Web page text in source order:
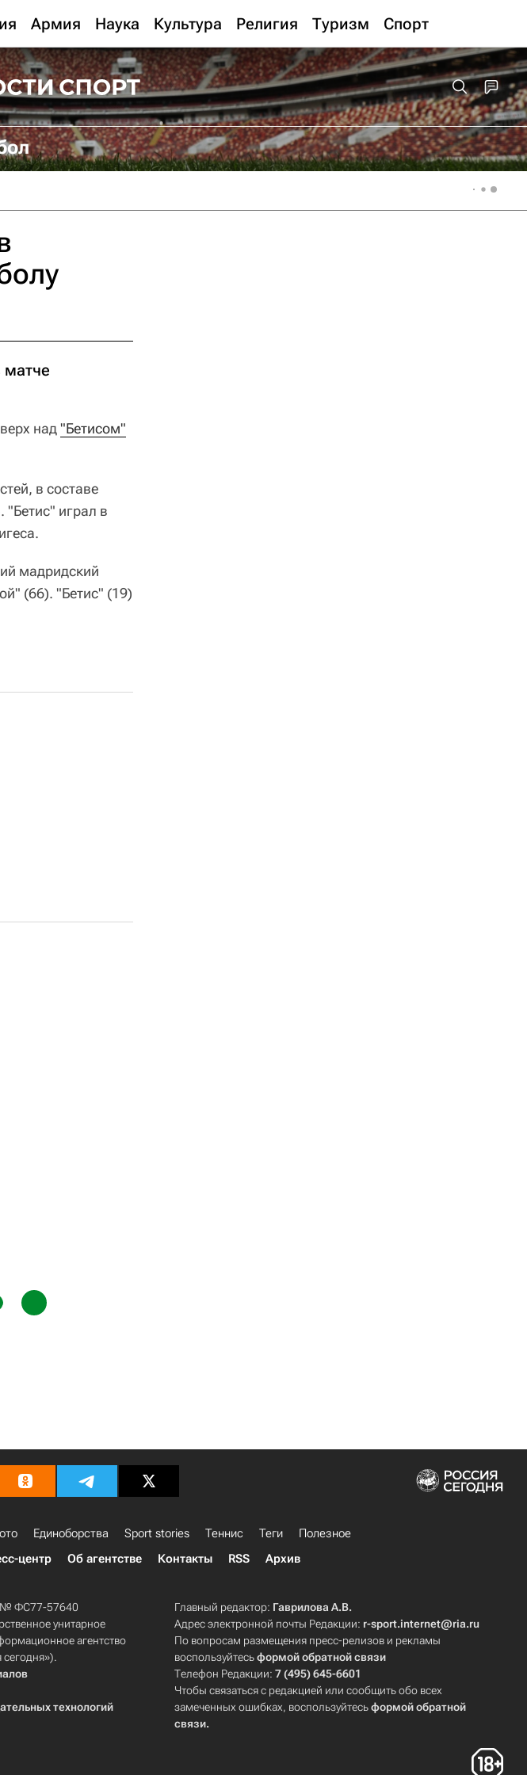
Армия Наука Культура Религия Туризм Спорт
матче
над"Бетисом"
в составе
"Бетис" играл в
мадридский
(66). "Бетис" (19)
Единоборства Sport stories Теннис Теги
Полезное
центр Об агентстве Контакты RSS Архив
№ ФС77-57640
унитарное
агентство
технологий
Главный редактор: Гаврилова А.В.
Адрес электронной почты Редакции: r-sport.internet@ria.ru
По вопросам размещения пресс-релизов и рекламы
воспользуйтесьформой обратной связи
Телефон Редакции:7 (495) 645-6601
Чтобы связаться с редакцией или сообщить обо всех
замеченных ошибках, воспользуйтесьформой обратной
связи.